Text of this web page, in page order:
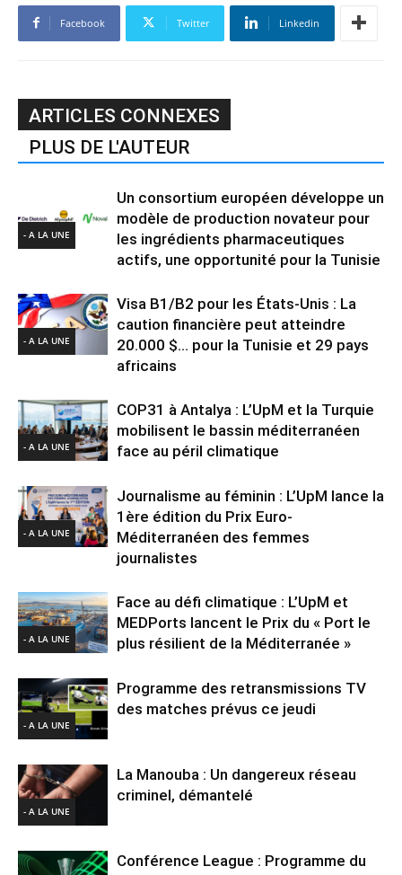
Facebook Twitter Linkedin
ARTICLES CONNEXES
PLUS DE L'AUTEUR
- A LA UNE
Un consortium européen développe un
modèle de production novateur pour
les ingrédients pharmaceutiques
actifs, une opportunité pour la Tunisie
- A LA UNE
Visa B1/B2 pour les États-Unis : La
caution financière peut atteindre
20.000 $… pour la Tunisie et 29 pays
africains
- A LA UNE
COP31 à Antalya : L’UpM et la Turquie
mobilisent le bassin méditerranéen
face au péril climatique
- A LA UNE
Journalisme au féminin : L’UpM lance la
1ère édition du Prix Euro-
Méditerranéen des femmes
journalistes
- A LA UNE
Face au défi climatique : L’UpM et
MEDPorts lancent le Prix du « Port le
plus résilient de la Méditerranée »
- A LA UNE
Programme des retransmissions TV
des matches prévus ce jeudi
- A LA UNE
La Manouba : Un dangereux réseau
criminel, démantelé
Conférence League : Programme du